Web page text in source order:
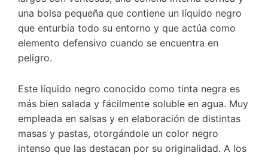
una bolsa pequeña que contiene un líquido negro
que enturbia todo su entorno y que actúa como
elemento defensivo cuando se encuentra en
peligro.
Este líquido negro conocido como tinta negra es
más bien salada y fácilmente soluble en agua. Muy
empleada en salsas y en elaboración de distintas
masas y pastas, otorgándole un color negro
intenso que las destacan por su originalidad. A los